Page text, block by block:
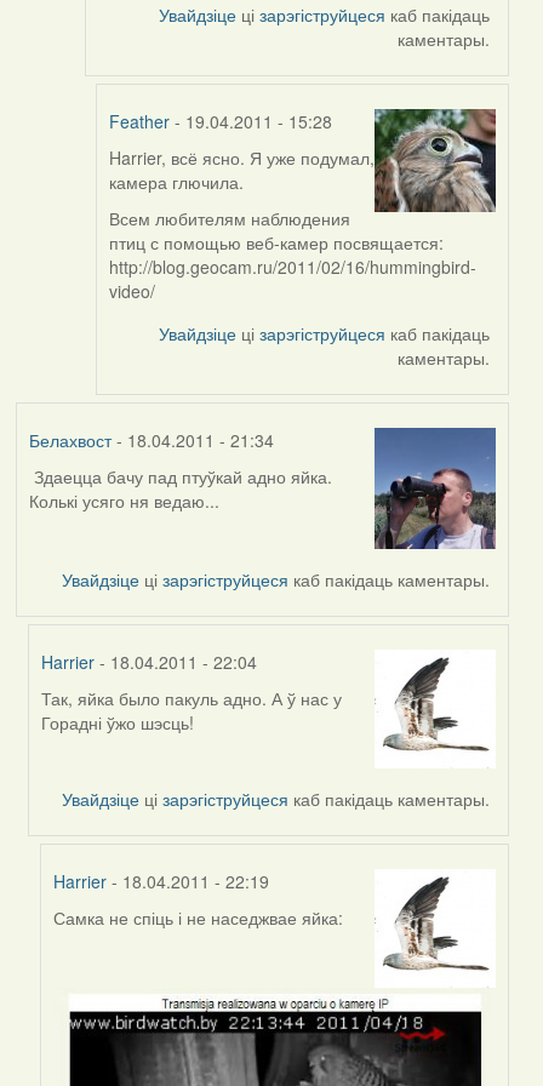
Увайдзіце цізарэгіструйцеся каб пакідаць
каментары.
Feather - 19.04.2011 - 15:28
In
reply
to
by
Harrier
Harrier, всё ясно. Я уже подумал,
камера глючила.
Всем любителям наблюдения
птиц с помощью веб-камер посвящается:
http://blog.geocam.ru/2011/02/16/hummingbird-
video/
Увайдзіце цізарэгіструйцеся каб пакідаць
каментары.
Белахвост- 18.04.2011 - 21:34
Здаецца бачу пад птуўкай адно яйка.
Колькі усяго ня ведаю...
Увайдзіце цізарэгіструйцеся каб пакідаць каментары.
Harrier - 18.04.2011 - 22:04
In
reply
Белахвост
Так, яйка было пакуль адно. А ў нас у
Горадні ўжо шэсць!
Увайдзіце цізарэгіструйцеся каб пакідаць каментары.
Harrier - 18.04.2011 - 22:19
In
Harrier
Самка не спіць і не наседжвае яйка: